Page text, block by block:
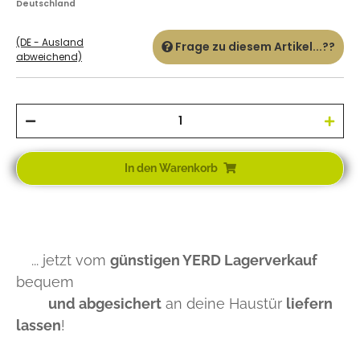
Deutschland
(DE - Ausland
abweichend)
Frage zu diesem Artikel...??
In den Warenkorb
... jetzt vom günstigen YERD Lagerverkauf
bequem
und abgesichert an deine Haustür liefern
lassen!